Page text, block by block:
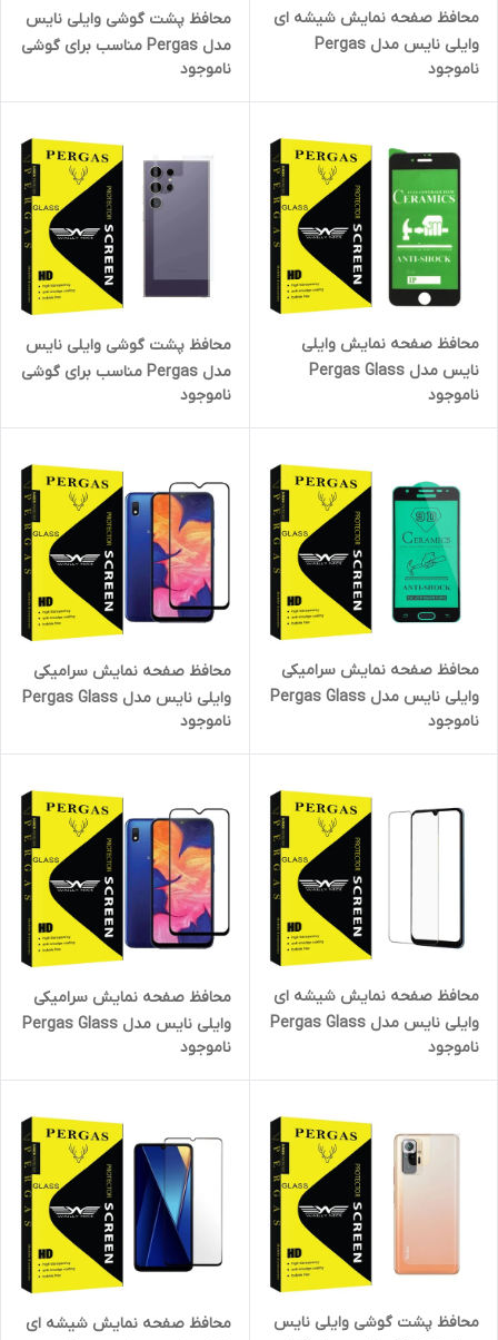
محافظ صفحه نمایش شیشه ای
وایلی نایس مدل Pergas
مناسب برای گوشی موبایل
شیائومی Redmi 12
ناموجود
محافظ پشت گوشی وایلی نایس
مدل Pergas مناسب برای گوشی
محافظ لنز گوشی
ناموجود
محافظ صفحه نمایش وایلی
نایس مدل Pergas Glass
مناسب برای گوشی موبایل اپل
Iphone 8
ناموجود
محافظ پشت گوشی وایلی نایس
مدل Pergas مناسب برای گوشی
Ultra
ناموجود
محافظ صفحه نمایش سرامیکی
وایلی نایس مدل Pergas Glass
مناسب برای گوشی موبایل
سامسونگ Galaxy J5 Prime
ناموجود
محافظ صفحه نمایش سرامیکی
وایلی نایس مدل Pergas Glass
مناسب برای گوشی موبایل
سامسونگ Galaxy A20/ A30 /
ناموجود
محافظ صفحه نمایش شیشه ای
وایلی نایس مدل Pergas Glass
مناسب برای گوشی موبایل نوکیا
G10 \ G20
ناموجود
محافظ صفحه نمایش سرامیکی
وایلی نایس مدل Pergas Glass
مناسب برای گوشی موبایل
سامسونگ Galaxy A20/ m31
ناموجود
محافظ پشت گوشی وایلی نایس
محافظ صفحه نمایش شیشه ای